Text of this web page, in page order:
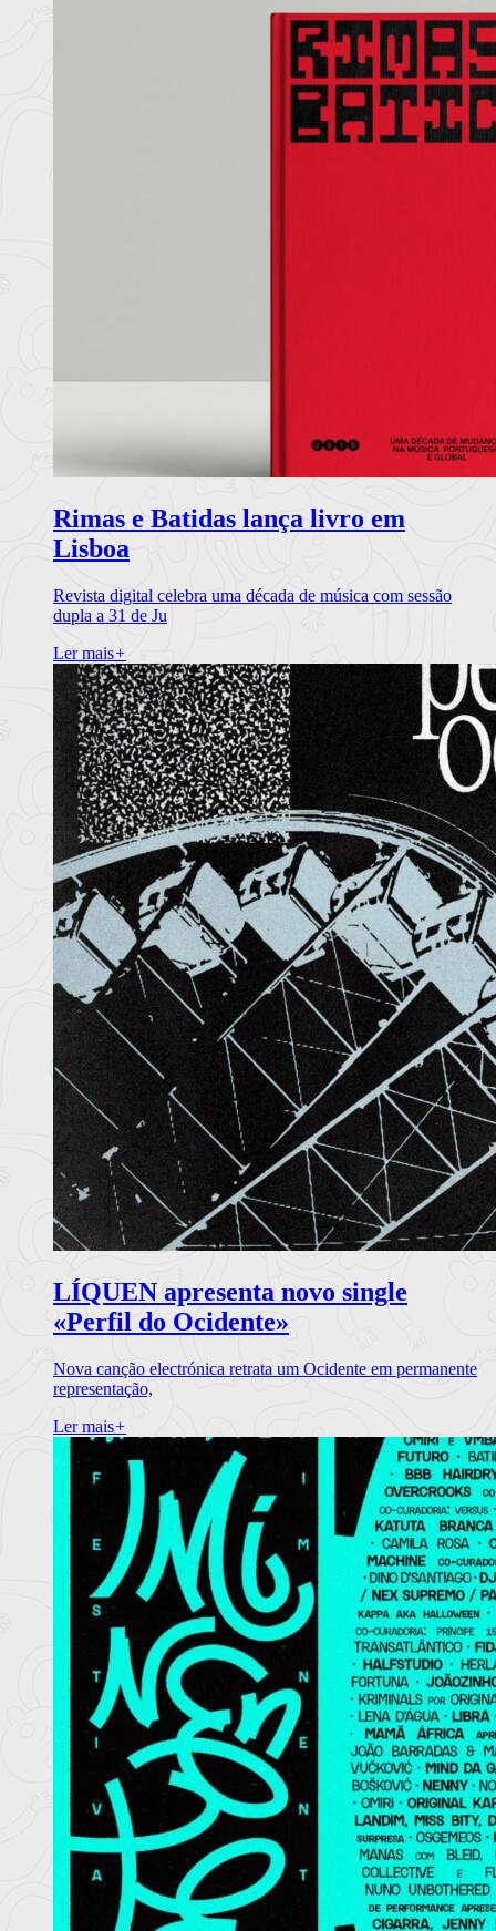
Rimas e Batidas lança livro em
Lisboa
Revista digital celebra uma década de música com sessão
dupla a 31 de Ju
Ler mais+
LÍQUEN apresenta novo single
«Perfil do Ocidente»
Nova canção electrónica retrata um Ocidente em permanente
representação,
Ler mais+